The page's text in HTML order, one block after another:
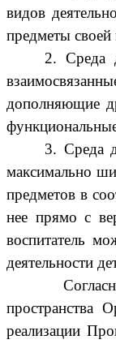
видов
предметы своей
2. Среда
дополняющие
3. Среда
максимально
предметов в
нее прямо с
воспитатель
деятельности
пространства
реализации